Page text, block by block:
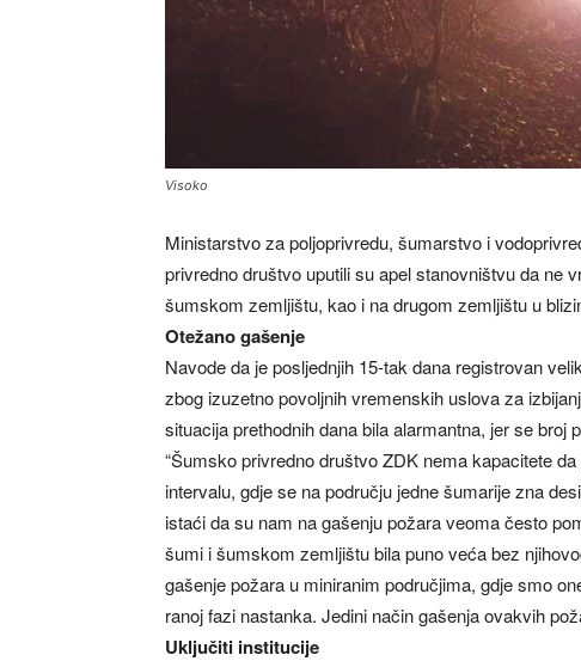
Visoko
Ministarstvo za poljoprivredu, šumarstvo i
privredno društvo uputili su apel stanovništvu da ne
šumskom zemljištu, kao i na drugom zemljištu u
Otežano gašenje
Navode da je posljednjih 15-tak dana registrovan
zbog izuzetno povoljnih vremenskih uslova za
situacija prethodnih dana bila alarmantna, jer se broj
“Šumsko privredno društvo ZDK nema kapacitete
intervalu, gdje se na području jedne šumarije zna
istaći da su nam na gašenju požara veoma često
šumi i šumskom zemljištu bila puno veća bez
gašenje požara u miniranim područjima, gdje smo
ranoj fazi nastanka. Jedini način gašenja ovakvih
Uključiti institucije